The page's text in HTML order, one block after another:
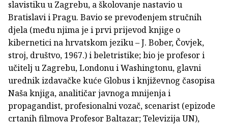
slavistiku u Zagrebu, a školovanje nastavio u
Bratislavi i Pragu. Bavio se prevođenjem stručnih
djela (među njima je i prvi prijevod knjige o
kibernetici na hrvatskom jeziku – J. Bober, Čovjek,
stroj, društvo, 1967.) i beletristike; bio je profesor i
učitelj u Zagrebu, Londonu i Washingtonu, glavni
urednik izdavačke kuće Globus i književnog časopisa
Naša knjiga, analitičar javnoga mnijenja i
propagandist, profesionalni vozač, scenarist (epizode
crtanih filmova Profesor Baltazar; Televizija UN),